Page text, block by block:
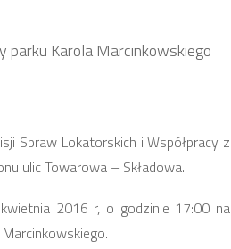
parku Karola Marcinkowskiego
Spraw Lokatorskich i Współpracy z
ulic Towarowa – Składowa.
2016 r, o godzinie 17:00 na